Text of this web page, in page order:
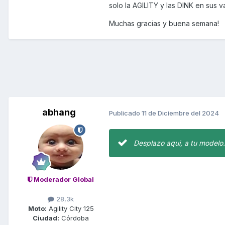
solo la AGILITY y las DINK en sus
Muchas gracias y buena semana!
abhang
Moderador Global
28,3k
Moto: Agility City 125
Ciudad: Córdoba
Publicado 11 de Diciembre del 2024
Desplazo aqui, a tu modelo.